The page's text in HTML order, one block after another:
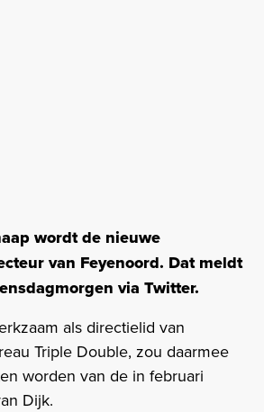
wordt de nieuwe
van Feyenoord. Dat meldt
via Twitter.
als directielid van
Triple Double, zou daarmee
worden van de in februari
Dijk.